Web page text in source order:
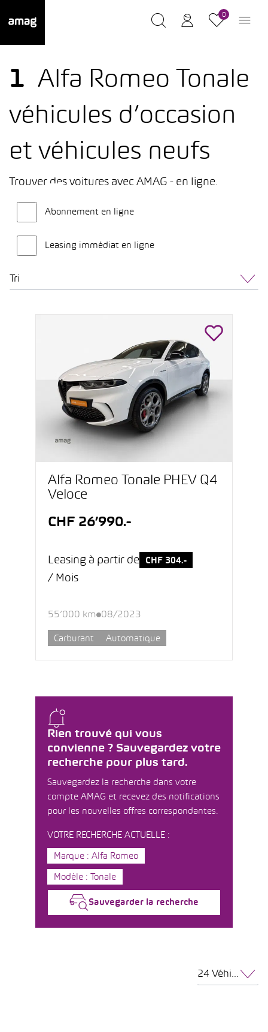
0
1 Alfa Romeo Tonale
véhicules d’occasion
et véhicules neufs
Trouver des voitures avec AMAG - en ligne.
Abonnement en ligne
Leasing immédiat en ligne
Tri
Rien trouvé qui vous
convienne ? Sauvegardez votre
recherche pour plus tard.
Sauvegardez la recherche dans votre
compte AMAG et recevez des notifications
pour les nouvelles offres correspondantes.
VOTRE RECHERCHE ACTUELLE :
Marque : Alfa Romeo
Modèle : Tonale
Sauvegarder la recherche
Alfa Romeo Tonale PHEV Q4
Veloce
CHF 26’990.-
Leasing à partir de CHF 304.-
/ Mois
55’000 km 08/2023
Carburant Automatique
24 Véhicules par page